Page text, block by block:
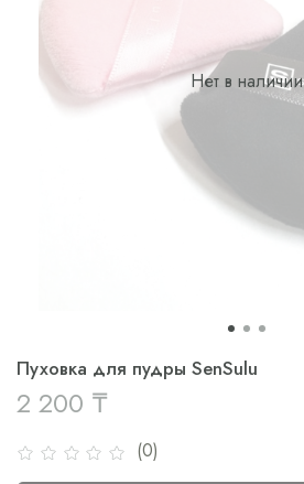
Нет в наличии
(0)
Пуховка для пудры SenSulu
2 200 ₸